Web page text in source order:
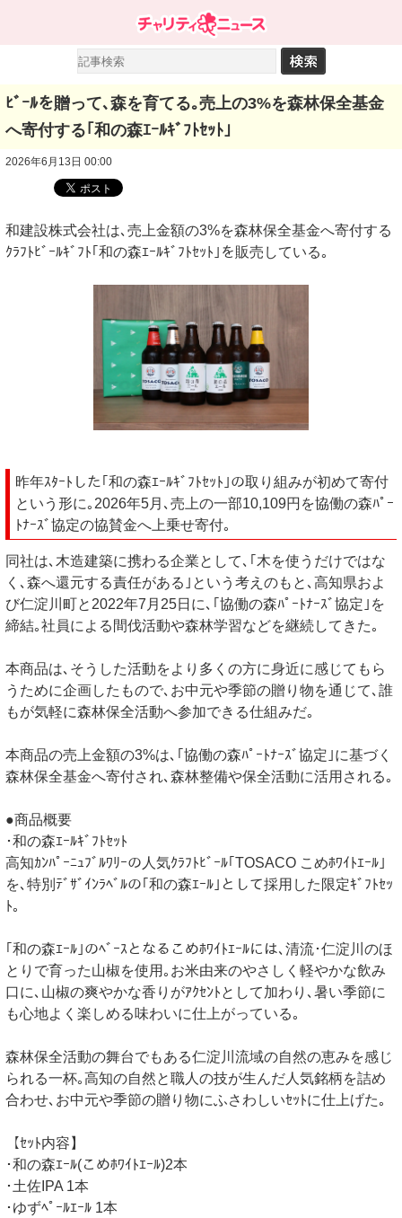
ﾋﾞｰﾙを贈って､森を育てる｡売上の3%を森林保全基金
へ寄付する｢和の森ｴｰﾙｷﾞﾌﾄｾｯﾄ｣
2026年6月13日 00:00
和建設株式会社は､売上金額の3%を森林保全基金へ寄付する
ｸﾗﾌﾄﾋﾞｰﾙｷﾞﾌﾄ｢和の森ｴｰﾙｷﾞﾌﾄｾｯﾄ｣を販売している｡
昨年ｽﾀｰﾄした｢和の森ｴｰﾙｷﾞﾌﾄｾｯﾄ｣の取り組みが初めて寄付
という形に｡2026年5月､売上の一部10,109円を協働の森ﾊﾟｰ
ﾄﾅｰｽﾞ協定の協賛金へ上乗せ寄付｡
同社は､木造建築に携わる企業として､｢木を使うだけではな
く､森へ還元する責任がある｣という考えのもと､高知県およ
び仁淀川町と2022年7月25日に､｢協働の森ﾊﾟｰﾄﾅｰｽﾞ協定｣を
締結｡社員による間伐活動や森林学習などを継続してきた｡
本商品は､そうした活動をより多くの方に身近に感じてもら
うために企画したもので､お中元や季節の贈り物を通じて､誰
もが気軽に森林保全活動へ参加できる仕組みだ｡
本商品の売上金額の3%は､｢協働の森ﾊﾟｰﾄﾅｰｽﾞ協定｣に基づく
森林保全基金へ寄付され､森林整備や保全活動に活用される｡
●商品概要
･和の森ｴｰﾙｷﾞﾌﾄｾｯﾄ
高知ｶﾝﾊﾟｰﾆｭﾌﾞﾙﾜﾘｰの人気ｸﾗﾌﾄﾋﾞｰﾙ｢TOSACO こめﾎﾜｲﾄｴｰﾙ｣
を､特別ﾃﾞｻﾞｲﾝﾗﾍﾞﾙの｢和の森ｴｰﾙ｣として採用した限定ｷﾞﾌﾄｾｯ
ﾄ｡
｢和の森ｴｰﾙ｣のﾍﾞｰｽとなるこめﾎﾜｲﾄｴｰﾙには､清流･仁淀川のほ
とりで育った山椒を使用｡お米由来のやさしく軽やかな飲み
口に､山椒の爽やかな香りがｱｸｾﾝﾄとして加わり､暑い季節に
も心地よく楽しめる味わいに仕上がっている｡
森林保全活動の舞台でもある仁淀川流域の自然の恵みを感じ
られる一杯｡高知の自然と職人の技が生んだ人気銘柄を詰め
合わせ､お中元や季節の贈り物にふさわしいｾｯﾄに仕上げた｡
【ｾｯﾄ内容】
･和の森ｴｰﾙ(こめﾎﾜｲﾄｴｰﾙ)2本
･土佐IPA 1本
･ゆずﾍﾟｰﾙｴｰﾙ 1本